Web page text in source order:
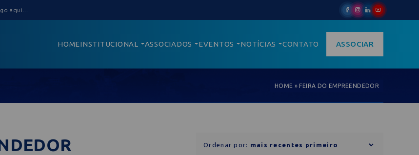
HOMEINSTITUCIONAL ASSOCIADOS EVENTOS NOTÍCIAS CONTATO ASSOCIAR
HOME »FEIRA DO EMPREENDEDOR
Ordenar por: